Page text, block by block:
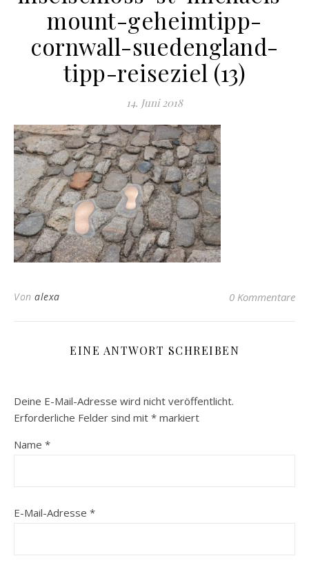
mount-geheimtipp-
cornwall-suedengland-
tipp-reiseziel (13)
14. Juni 2018
Von alexa 0 Kommentare
EINE ANTWORT SCHREIBEN
Deine E-Mail-Adresse wird nicht veröffentlicht.
Erforderliche Felder sind mit * markiert
Name *
E-Mail-Adresse *